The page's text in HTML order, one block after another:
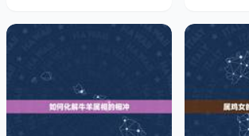
你对生财之道表现得完全一无所知，或许
实的毛病。这主要取决于木星和海王星在
所处的位置如何。1992年3月2日出生运
双鱼座的人温情，灵活而且神秘。你的诗
内在的，神秘色彩和某些女性的性格特征